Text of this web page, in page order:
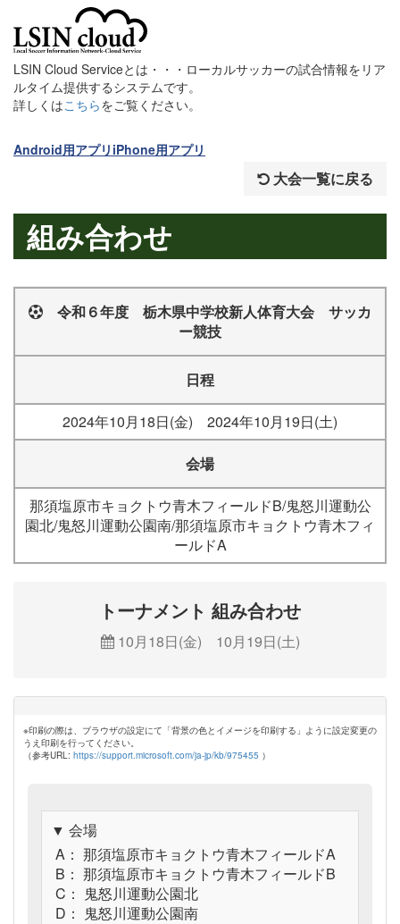
LSIN Cloud Serviceとは・・・ローカルサッカーの試合情報をリア
ルタイム提供するシステムです。
詳しくはこちらをご覧ください。
Android用アプリ iPhone用アプリ
大会一覧に戻る
組み合わせ
令和６年度 栃木県中学校新人体育大会 サッカ
ー競技
日程
2024年10月18日(金) 2024年10月19日(土)
会場
那須塩原市キョクトウ青木フィールドB/鬼怒川運動公
園北/鬼怒川運動公園南/那須塩原市キョクトウ青木フィ
ールドA
トーナメント 組み合わせ
10月18日(金) 10月19日(土)
※印刷の際は、ブラウザの設定にて「背景の色とイメージを印刷する」ように設定変更の
うえ印刷を行ってください。
（参考URL: https://support.microsoft.com/ja-jp/kb/975455 ）
▼ 会場
A： 那須塩原市キョクトウ青木フィールドA
B： 那須塩原市キョクトウ青木フィールドB
C： 鬼怒川運動公園北
D： 鬼怒川運動公園南